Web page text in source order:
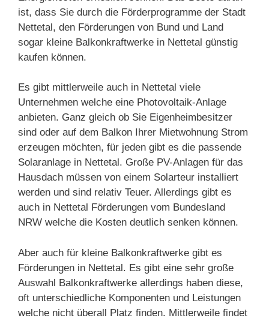
ist, dass Sie durch die Förderprogramme der Stadt
Nettetal, den Förderungen von Bund und Land
sogar kleine Balkonkraftwerke in Nettetal günstig
kaufen können.
Es gibt mittlerweile auch in Nettetal viele
Unternehmen welche eine Photovoltaik-Anlage
anbieten. Ganz gleich ob Sie Eigenheimbesitzer
sind oder auf dem Balkon Ihrer Mietwohnung Strom
erzeugen möchten, für jeden gibt es die passende
Solaranlage in Nettetal. Große PV-Anlagen für das
Hausdach müssen von einem Solarteur installiert
werden und sind relativ Teuer. Allerdings gibt es
auch in Nettetal Förderungen vom Bundesland
NRW welche die Kosten deutlich senken können.
Aber auch für kleine Balkonkraftwerke gibt es
Förderungen in Nettetal. Es gibt eine sehr große
Auswahl Balkonkraftwerke allerdings haben diese,
oft unterschiedliche Komponenten und Leistungen
welche nicht überall Platz finden. Mittlerweile findet